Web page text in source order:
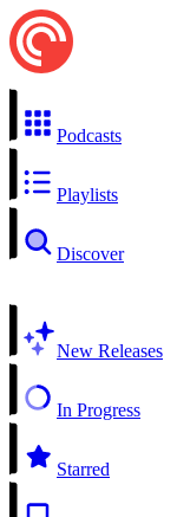
Podcasts
Playlists
Discover
New Releases
In Progress
Starred